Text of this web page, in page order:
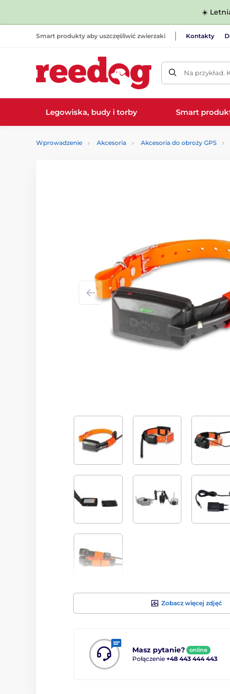
☀️
Smart produkty aby uszczęśliwić zwierzaki Kontakty
Na przykład.
Legowiska, budy i torby Smart
Wprowadzenie Akcesoria Akcesoria do obroży GPS
Zobacz więcej zdjęć
Masz pytanie? online
Połączenie +48 443 444 443